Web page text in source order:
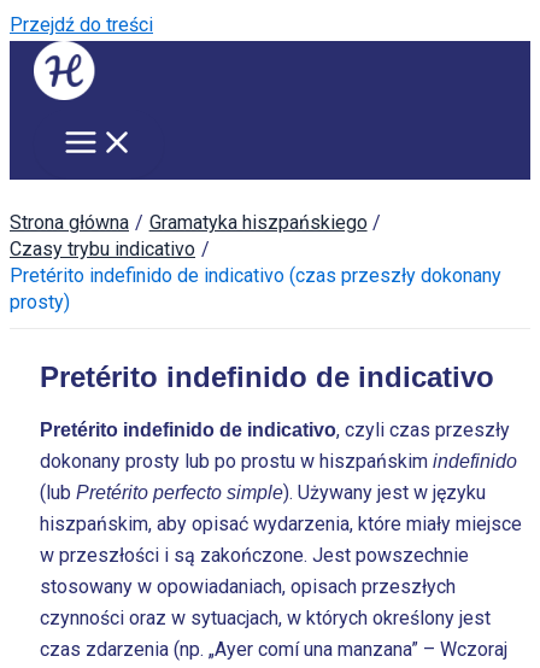
Przejdź do treści
Strona główna
Gramatyka hiszpańskiego
Czasy trybu indicativo
Pretérito indefinido de indicativo (czas przeszły dokonany
prosty)
Pretérito indefinido de indicativo
Pretérito indefinido de indicativo, czyli czas przeszły
dokonany prosty lub po prostu w hiszpańskim indefinido
(lub Pretérito perfecto simple). Używany jest w języku
hiszpańskim, aby opisać wydarzenia, które miały miejsce
w przeszłości i są zakończone. Jest powszechnie
stosowany w opowiadaniach, opisach przeszłych
czynności oraz w sytuacjach, w których określony jest
czas zdarzenia (np. „Ayer comí una manzana” – Wczoraj